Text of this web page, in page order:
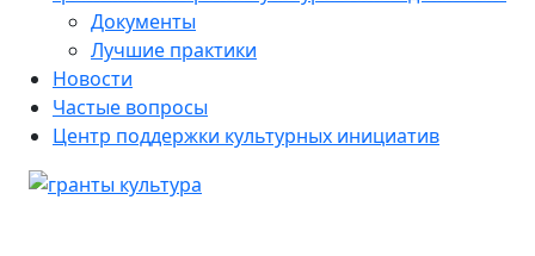
Документы
Лучшие практики
Новости
Частые вопросы
Центр поддержки культурных инициатив